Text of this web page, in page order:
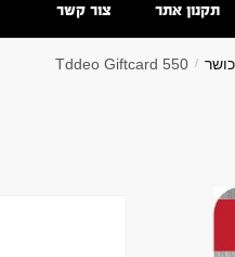
תקנון אתר צור קשר
/
Tddeo Giftcard 550